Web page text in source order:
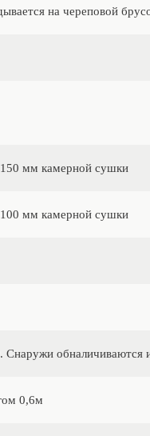
на череповой
мм камерной сушки
мм камерной сушки
обналичиваются
0,6м